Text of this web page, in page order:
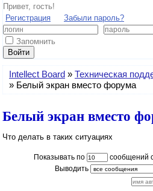
Привет, гость!
Регистрация
Забыли пароль?
Запомнить
Войти
Intellect Board » Техническая
» Белый экран вместо форума
Белый экран вместо
Что делать в таких ситуациях
Показывать по сообщений
Выводить